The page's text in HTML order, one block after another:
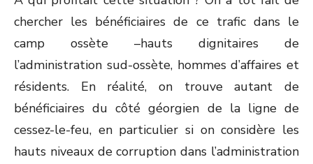
chercher les bénéficiaires de ce trafic dans le
camp ossète –hauts dignitaires de
l’administration sud-ossète, hommes d’affaires et
résidents. En réalité, on trouve autant de
bénéficiaires du côté géorgien de la ligne de
cessez-le-feu, en particulier si on considère les
hauts niveaux de corruption dans l’administration